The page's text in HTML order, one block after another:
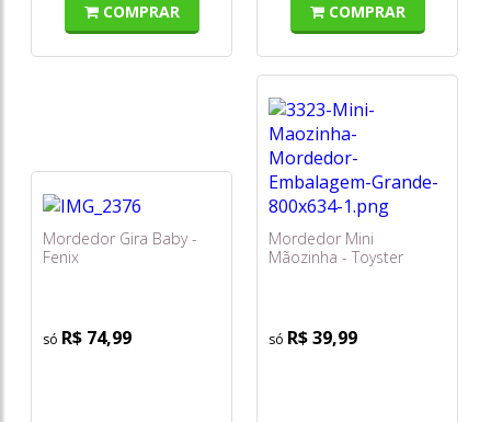
COMPRAR COMPRAR
Mordedor Gira Baby -
Fenix
R$ 74,99
Mordedor Mini
Mãozinha - Toyster
R$ 39,99